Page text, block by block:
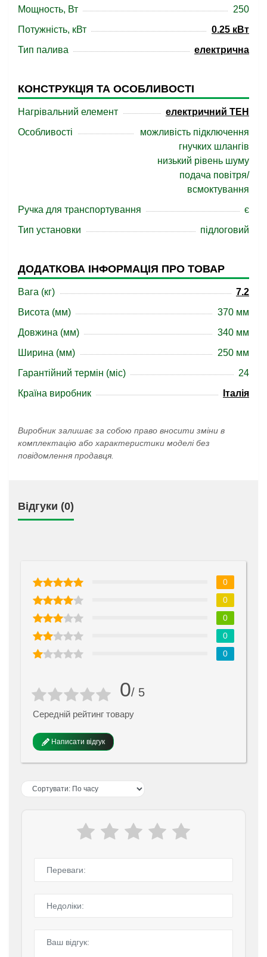
Мощность, Вт
250
Потужність, кВт
0.25 кВт
Тип палива
електрична
КОНСТРУКЦІЯ ТА ОСОБЛИВОСТІ
Нагрівальний елемент
електричний ТЕН
Особливості
можливість підключення
гнучких шлангів
низький рівень шуму
подача повітря/
всмоктування
Ручка для транспортування
є
Тип установки
підлоговий
ДОДАТКОВА ІНФОРМАЦІЯ ПРО ТОВАР
Вага (кг)
7.2
Висота (мм)
370 мм
Довжина (мм)
340 мм
Ширина (мм)
250 мм
Гарантійний термін (міс)
24
Країна виробник
Італія
Виробник залишає за собою право вносити зміни в
комплектацію або характеристики моделі без
повідомлення продавця.
Відгуки (0)
0/ 5
Середній рейтинг товару
Написати відгук
0
0
0
0
0